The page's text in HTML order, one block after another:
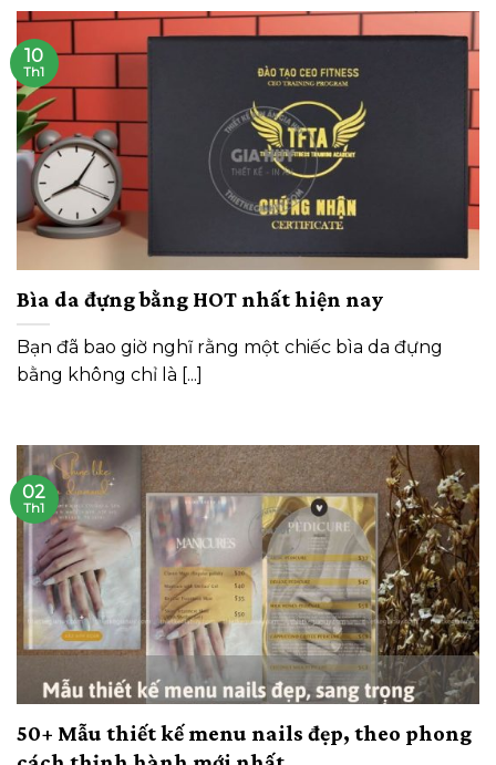
Bìa da đựng bằng HOT nhất hiện nay
Bạn đã bao giờ nghĩ rằng một chiếc bìa da đựng
bằng không chỉ là [...]
10
Th1
50+ Mẫu thiết kế menu nails đẹp, theo phong
02
Th1